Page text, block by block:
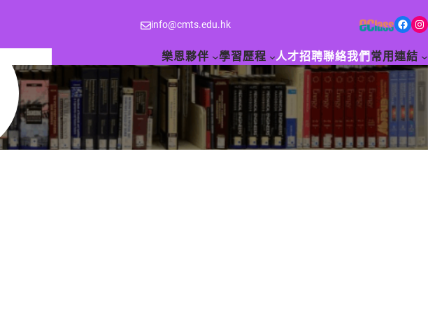
info@cmts.edu.hk Facebook Instagram
樂恩夥伴 學習歷程 人才招聘聯絡我們 常用連結